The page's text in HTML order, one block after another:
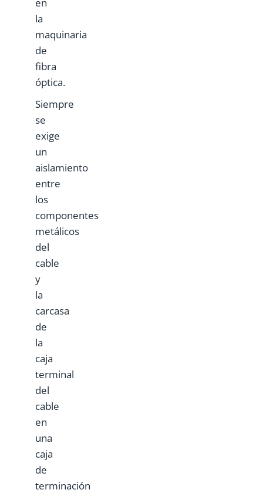
la
maquinaria
de
fibra
óptica.
Siempre
se
exige
un
aislamiento
entre
los
componentes
metálicos
del
cable
y
la
carcasa
de
la
caja
terminal
del
cable
en
una
caja
de
terminación